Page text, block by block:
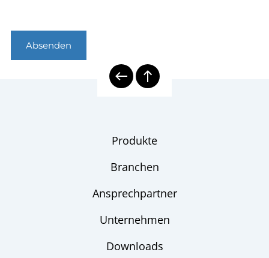
Absenden
Produkte
Branchen
Ansprechpartner
Unternehmen
Downloads